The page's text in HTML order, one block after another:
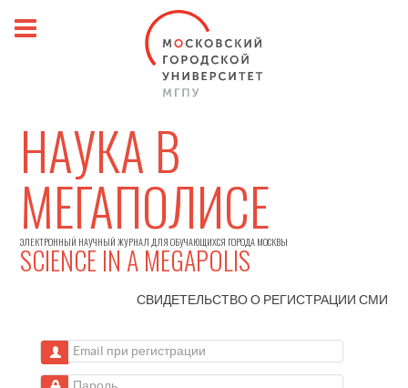
НАУКА В
МЕГАПОЛИСЕ
ЭЛЕКТРОННЫЙ НАУЧНЫЙ ЖУРНАЛ ДЛЯ ОБУЧАЮЩИХСЯ ГОРОДА МОСКВЫ
SCIENCE IN A MEGAPOLIS
СВИДЕТЕЛЬСТВО О РЕГИСТРАЦИИСМИ
Email при регистрации
Пароль